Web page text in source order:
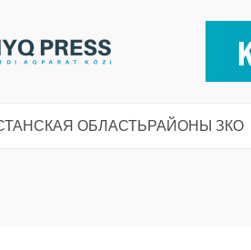
ОБЛАСТЬРАЙОНЫ ЗКО